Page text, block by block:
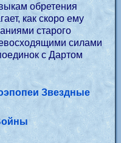
обретения
как скоро ему
старого
силами
с Дартом
Звездные